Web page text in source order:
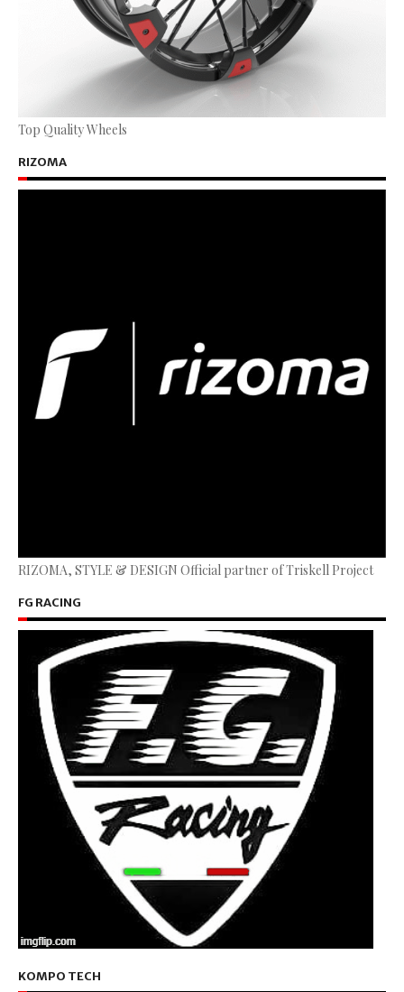
Top Quality Wheels
RIZOMA
RIZOMA, STYLE & DESIGN Official partner of Triskell Project
FG RACING
KOMPO TECH